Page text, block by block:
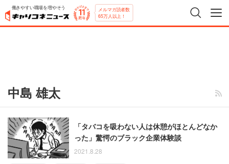
働きやすい職場を増やそう メルマガ読者数
65万人以上！
中島 雄太
「タバコを吸わない人は休憩がほとんどなか
った」驚愕のブラック企業体験談
2021.8.28